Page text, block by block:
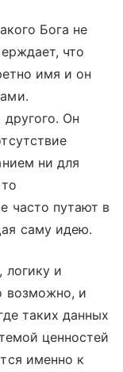
Бога не
что
имя и он
Он
ни для
часто путают в
саму идею.
логику и
возможно, и
таких данных
ценностей
именно к